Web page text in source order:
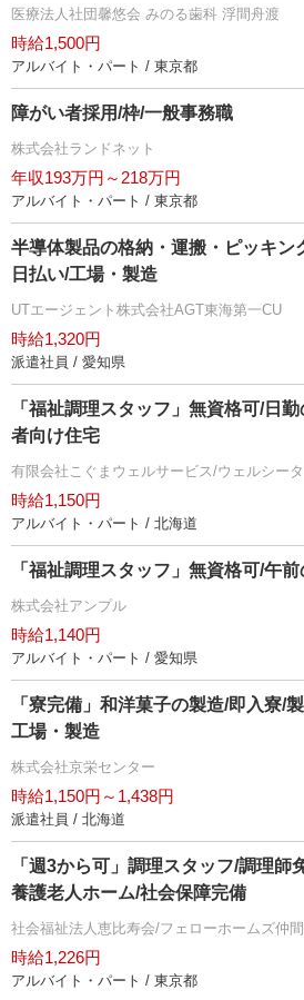
医療法人社団馨悠会 みのる歯科 浮間舟渡
時給1,500円
アルバイト・パート / 東京都
障がい者採用/枠/一般事務職
株式会社ランドネット
年収193万円～218万円
アルバイト・パート / 東京都
半導体製品の格納・運搬・ピッキン
日払い/工場・製造
UTエージェント株式会社AGT東海第一CU
時給1,320円
派遣社員 / 愛知県
「福祉調理スタッフ」無資格可/日
者向け住宅
有限会社こぐまウェルサービス/ウェルシー
時給1,150円
アルバイト・パート / 北海道
「福祉調理スタッフ」無資格可/午
株式会社アンプル
時給1,140円
アルバイト・パート / 愛知県
「寮完備」和洋菓子の製造/即入寮/
工場・製造
株式会社京栄センター
時給1,150円～1,438円
派遣社員 / 北海道
「週3から可」調理スタッフ/調理師
養護老人ホーム/社会保障完備
社会福祉法人恵比寿会/フェローホームズ仲
時給1,226円
アルバイト・パート / 東京都